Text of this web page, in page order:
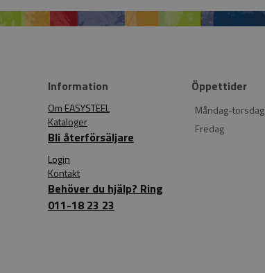
Information
Om EASYSTEEL
Kataloger
Bli återförsäljare
Login
Kontakt
Behöver du hjälp? Ring
011-18 23 23
Öppettider
Måndag-torsdag
Fredag